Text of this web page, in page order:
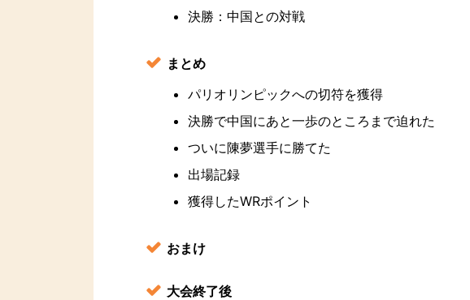
決勝：中国との対戦
まとめ
パリオリンピックへの切符を獲得
決勝で中国にあと一歩のところまで迫れた
ついに陳夢選手に勝てた
出場記録
獲得したWRポイント
おまけ
大会終了後